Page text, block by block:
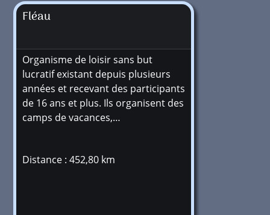
Fléau
Organisme de loisir sans but
lucratif existant depuis plusieurs
années et recevant des participants
de 16 ans et plus. Ils organisent des
camps de vacances,…
Distance : 452,80 km